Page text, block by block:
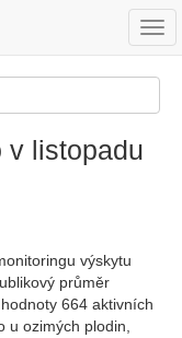
v listopadu
výskytu
průměr
664 aktivních
u ozimých plodin,